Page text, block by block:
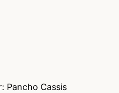
Pancho Cassis